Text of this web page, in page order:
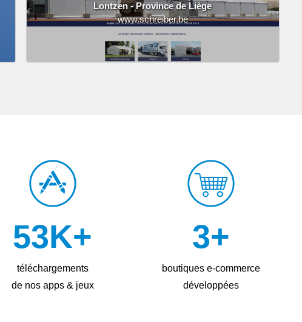
Lontzen - Province de Liège
www.schreiber.be
233K+
téléchargements
de nos apps & jeux
11+
boutiques e-commerce
développées